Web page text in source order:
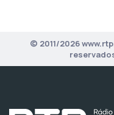
© 2011/2026